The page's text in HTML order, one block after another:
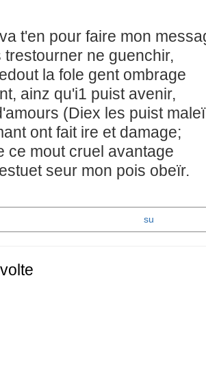
t'en pour faire mon
trestourner ne guenchir,
la fole gent ombrage
ainz qu'i1 puist avenir,
(Diex les puist
ont fait ire et damage;
ce mout cruel avantage
seur mon pois obeïr.
su